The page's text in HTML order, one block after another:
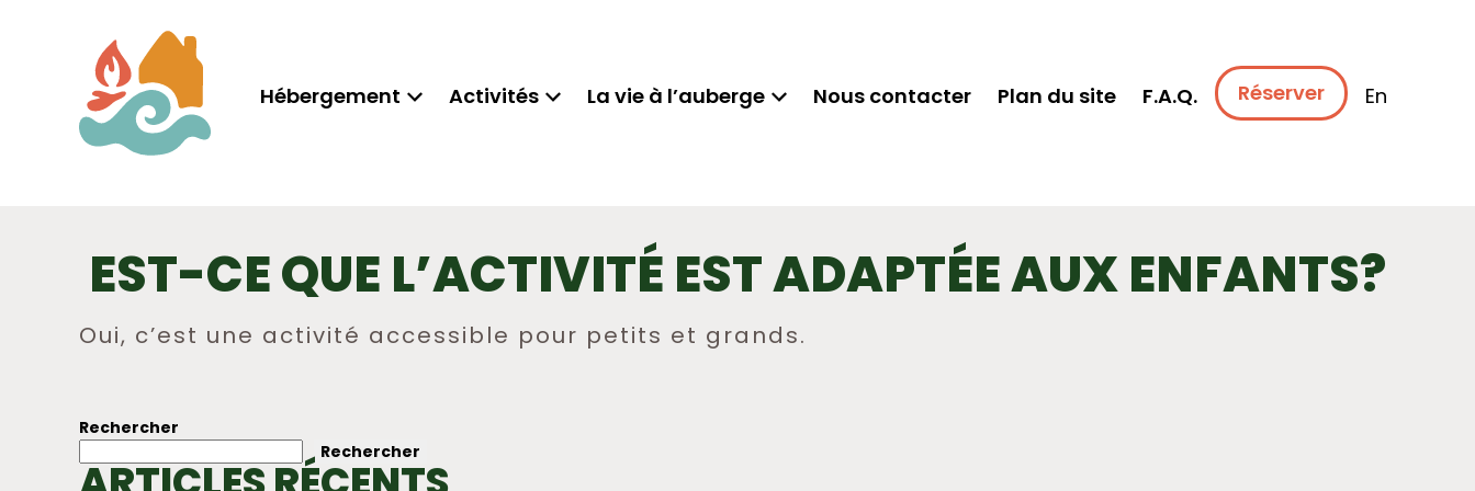
Hébergement Activités La vie à l’auberge Nous contacter Plan du site F.A.Q. Réserver En
EST-CE QUE L’ACTIVITÉ EST ADAPTÉE AUX ENFANTS?
Oui, c’est une activité accessible pour petits et grands.
DE
Rechercher
Rechercher